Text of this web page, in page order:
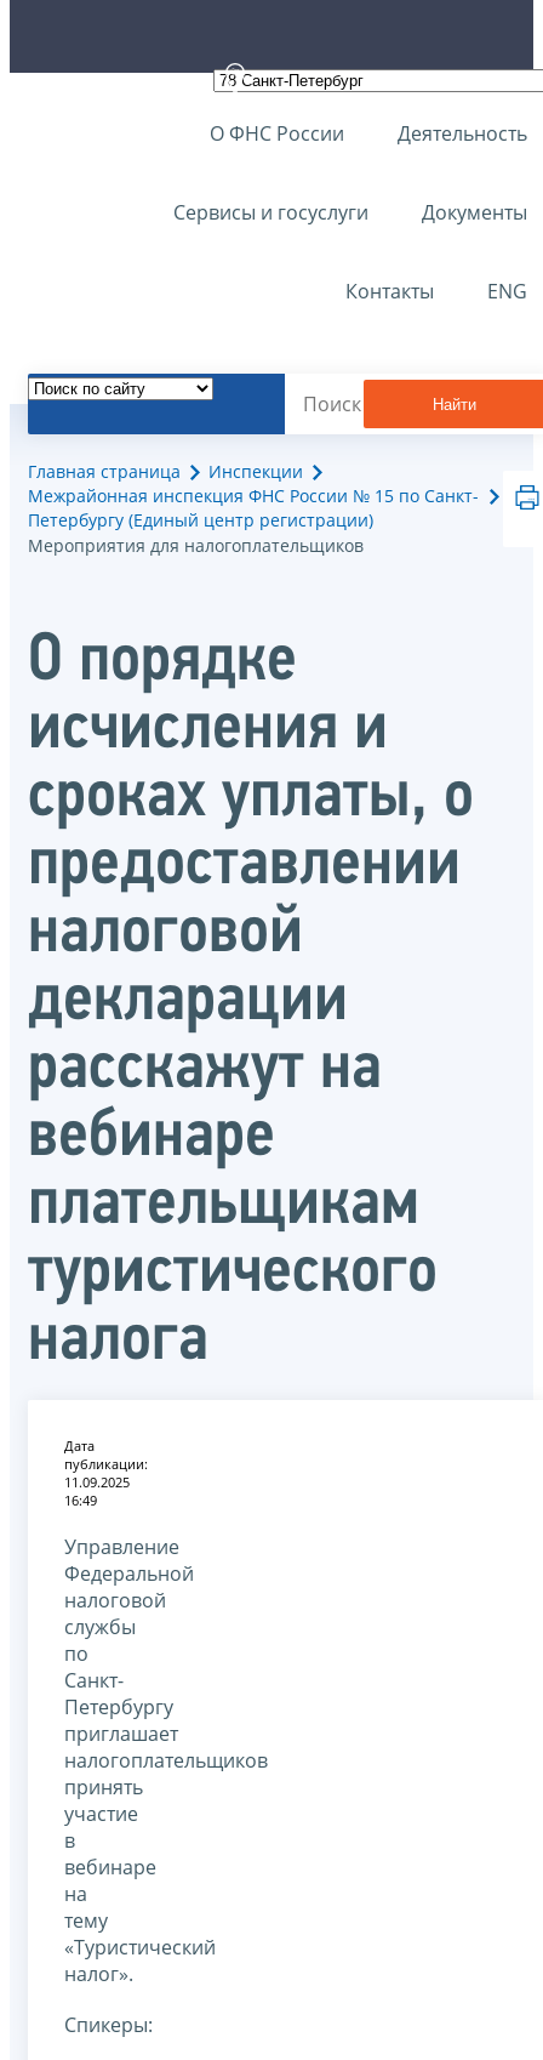
О ФНС России Деятельность
Сервисы и госуслуги Документы
Контакты ENG
Найти
Главная страница
Инспекции
Межрайонная инспекция ФНС России № 15 по Санкт-
Петербургу (Единый центр регистрации)
Мероприятия для налогоплательщиков
О порядке
исчисления и
сроках уплаты, о
предоставлении
налоговой
декларации
расскажут на
вебинаре
плательщикам
туристического
налога
Дата
публикации:
11.09.2025
16:49
Управление
Федеральной
налоговой
службы
по
Санкт-
Петербургу
приглашает
налогоплательщиков
принять
участие
в
вебинаре
на
тему
«Туристический
налог».
Спикеры: